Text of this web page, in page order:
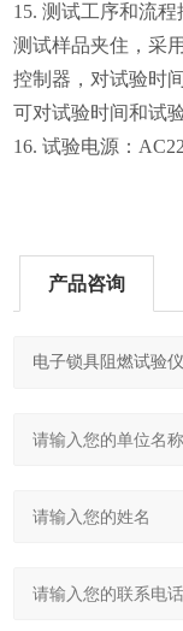
15. 测试工序和流
测试样品夹住，采
控制器，对试验时
可对试验时间和试
16. 试验电源：
产品咨询